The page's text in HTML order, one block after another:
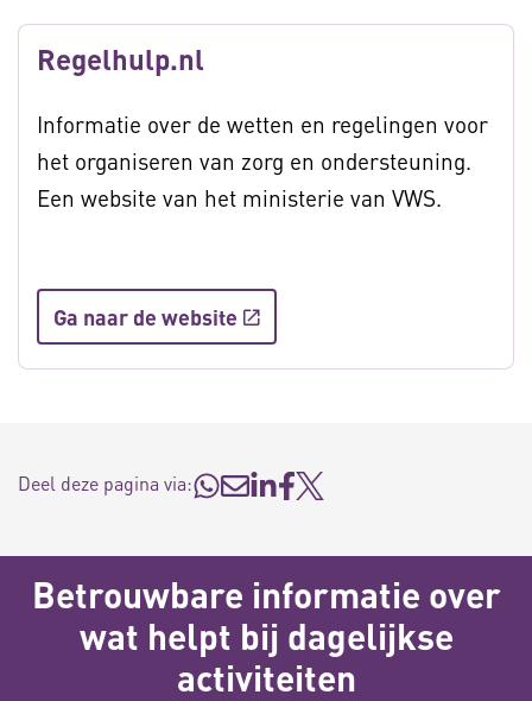
Regelhulp.nl
Informatie over de wetten en regelingen voor
het organiseren van zorg en ondersteuning.
Een website van het ministerie van VWS.
Ga naar de website
Deel deze pagina via:
Betrouwbare informatie over
wat helpt bij dagelijkse
activiteiten